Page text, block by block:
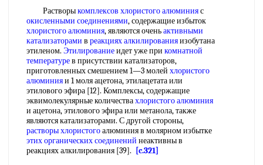
Растворыкомплексов хлористого алюминияс
окисленными соединениями, содержащие избыток
хлористого алюминия, являются оченьактивными
катализаторами в реакциях алкилированияизобутана
этиленом. Этилированиеидет уже при комнатной
температурев присутствии катализаторов,
приготовленных смешением 1—3 молей хлористого
алюминияи 1 моля ацетона, этилацетата или
этилового эфира [12]. Комплексы, содержащие
эквимолекулярные количествахлористого алюминия
и ацетона, этилового эфира или метанола, также
являются катализаторами. С другой стороны,
растворы хлористогоалюминия в молярном избытке
этих органических соединений неактивны в
реакциях алкилирования [39].
[c.321]